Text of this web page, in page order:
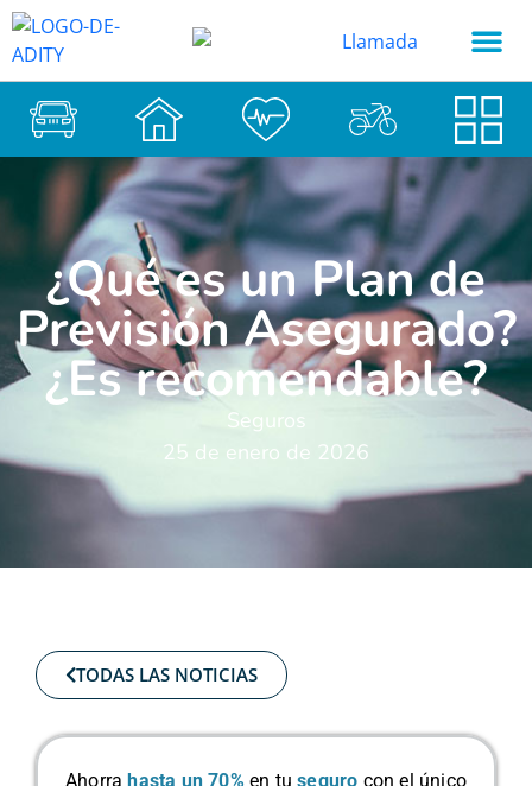
¿Qué es un Plan de
Previsión Asegurado?
¿Es recomendable?
Seguros
25 de enero de 2026
TODAS LAS NOTICIAS
Ahorra hasta un 70% en tuseguro con el único